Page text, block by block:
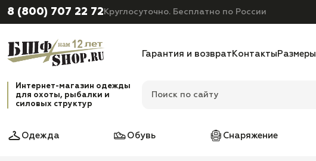
8 (800) 707 22 72 Круглосуточно. Бесплатно по России
Гарантия и возврат Контакты Размеры
Интернет-магазин одежды
для охоты, рыбалки и
силовых структур
Одежда Обувь Снаряжение